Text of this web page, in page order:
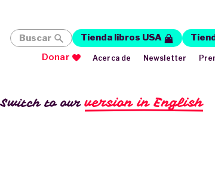
Switch to ourversion in English
Buscar Tienda libros USA
Donar
Acerca de Newsletter